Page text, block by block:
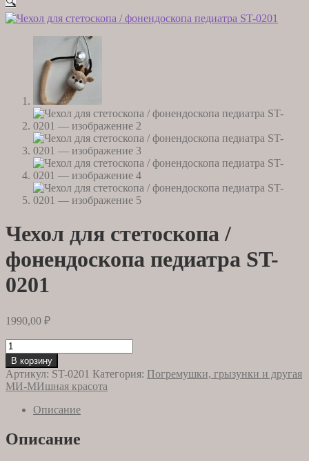
Чехол для стетоскопа /
фонендоскопа педиатра ST-
0201
1990,00 ₽
Количество
товара
Чехол
для
стетоскопа
фонендоскопа
педиатра
ST-
В корзину
Артикул: ST-0201 Категория: Погремушки, грызунки и другая
МИ-МИшная красота
Описание
Описание